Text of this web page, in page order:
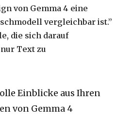
von Gemma 4 eine
vergleichbar ist.”
die sich darauf
Text zu
Einblicke aus Ihren
von Gemma 4